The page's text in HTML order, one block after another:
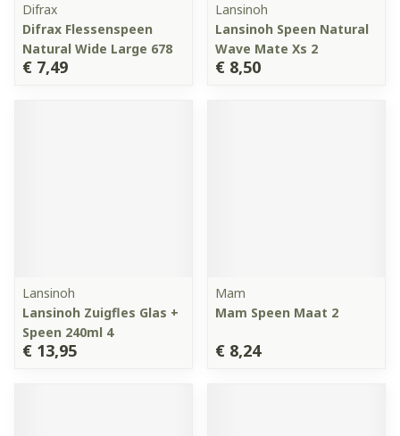
Difrax
Difrax Flessenspeen
Natural Wide Large 678
€ 7,49
Lansinoh
Lansinoh Speen Natural
Wave Mate Xs 2
€ 8,50
Lansinoh
Lansinoh Zuigfles Glas +
Speen 240ml 4
€ 13,95
Mam
Mam Speen Maat 2
€ 8,24